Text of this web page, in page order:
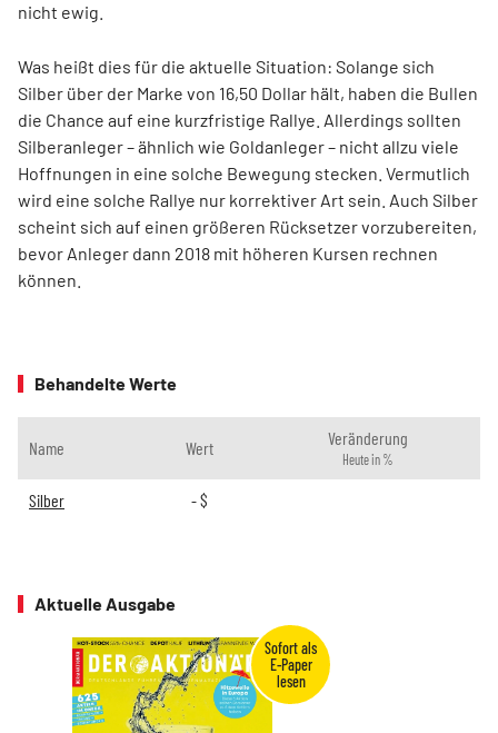
nicht ewig.
Was heißt dies für die aktuelle Situation: Solange sich
Silber über der Marke von 16,50 Dollar hält, haben die Bullen
die Chance auf eine kurzfristige Rallye. Allerdings sollten
Silberanleger – ähnlich wie Goldanleger – nicht allzu viele
Hoffnungen in eine solche Bewegung stecken. Vermutlich
wird eine solche Rallye nur korrektiver Art sein. Auch Silber
scheint sich auf einen größeren Rücksetzer vorzubereiten,
bevor Anleger dann 2018 mit höheren Kursen rechnen
können.
Behandelte Werte
Name Wert Veränderung
Heute in %
Silber -$
Aktuelle Ausgabe